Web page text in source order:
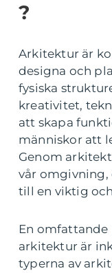
?
Arkitektur är
designa och
fysiska
kreativitet,
att skapa
människor att
Genom
vår omgivning,
till en viktig
En omfattande
arkitektur är
typerna av